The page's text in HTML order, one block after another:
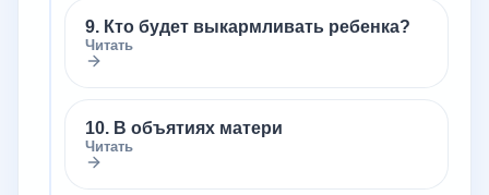
9. Кто будет выкармливать ребенка?
Читать
10. В объятиях матери
Читать